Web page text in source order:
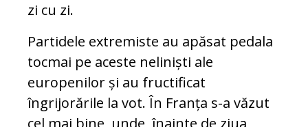
zi cu zi.
Partidele extremiste au apăsat pedala
tocmai pe aceste neliniști ale
europenilor și au fructificat
îngrijorările la vot. În Franța s-a văzut